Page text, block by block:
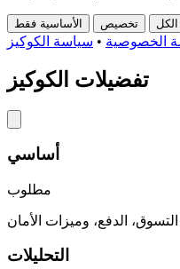
الأساسية فقط تخصيص
الخصوصية • سياسة الكوكيز
تفضيلات الكوكيز
أساسي
مطلوب
التحليلات